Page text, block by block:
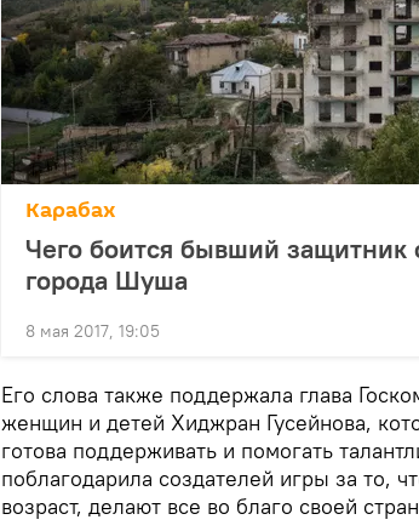
Карабах
Чего боится бывший защитник
города Шуша
8 мая 2017, 19:05
Его слова также поддержала глава
женщин и детей Хиджран Гусейнова,
готова поддерживать и помогать
поблагодарила создателей игры за то,
возраст, делают все во благо своей